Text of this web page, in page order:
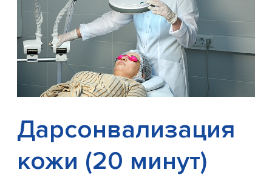
Дарсонвализация
кожи (20 минут)